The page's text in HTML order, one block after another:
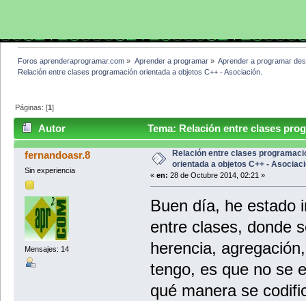
Foros aprenderaprogramar.com » Aprender a programar» Aprender a programar
Relación entre clases programación orientada a objetos C++ - Asociación.
Páginas: [1]
Autor
Tema: Relación entre clases
(Leído 15936 veces)
fernandoasr.8
Sin experiencia
Mensajes: 14
Relación entre clases
orientada a objetos C++ -
« en: 28 de Octubre 2014, 02:21 »
Buen día, he estado
entre clases, donde
herencia,
tengo, es que no se
qué manera se